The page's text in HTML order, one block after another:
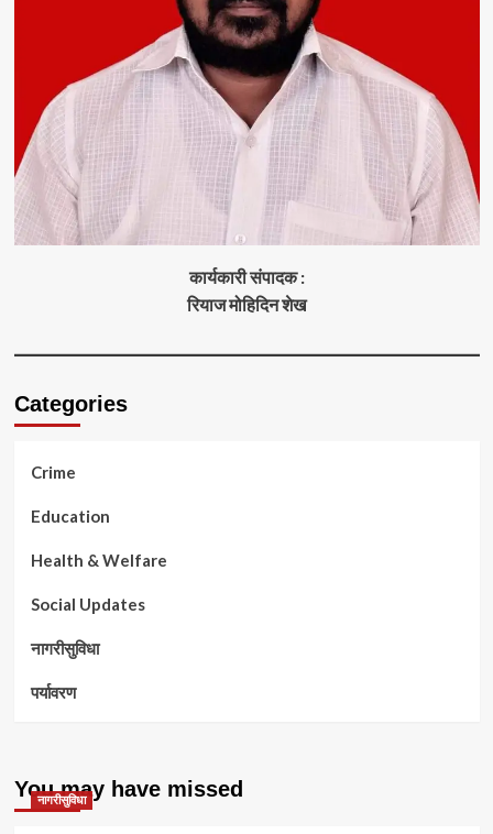
कार्यकारी संपादक :
रियाज मोहिदिन शेख
Categories
Crime
Education
Health & Welfare
Social Updates
नागरीसुविधा
पर्यावरण
You may have missed
नागरीसुविधा